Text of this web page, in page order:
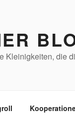
Kleinigkeiten, die